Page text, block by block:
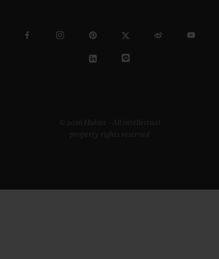
© 2026 Hublot - All intellectual
property rights reserved